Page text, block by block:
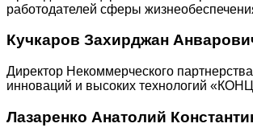
работодателей сферы
Кучкаров Захирджан
Директор Некоммерческого
инноваций и высоких технологий
Лазаренко Анатолий